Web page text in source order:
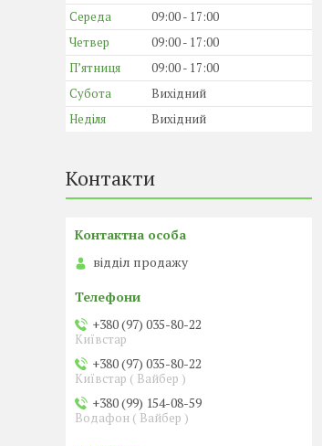
Середа
09:00
17:00
Четвер
09:00
17:00
Пʼятниця
09:00
17:00
Субота
Вихідний
Неділя
Вихідний
Контакти
відділ продажу
+380 (97) 035-80-22
Київстар
+380 (97) 035-80-22
Київстар ( Вайбер )
+380 (99) 154-08-59
Водафон ( Вайбер )